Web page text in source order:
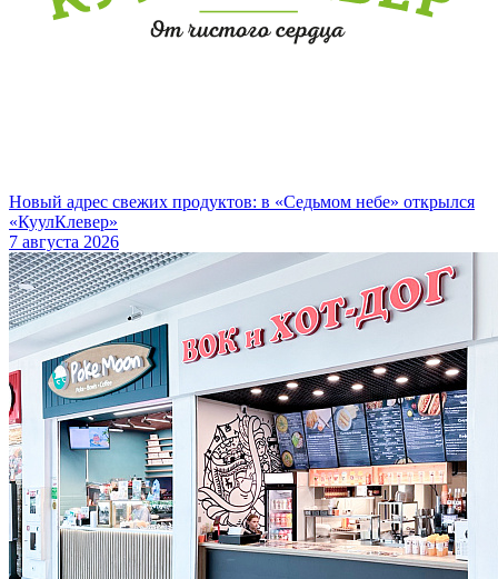
Новый адрес свежих продуктов: в «Седьмом небе» открылся
«КуулКлевер»
7 августа 2026